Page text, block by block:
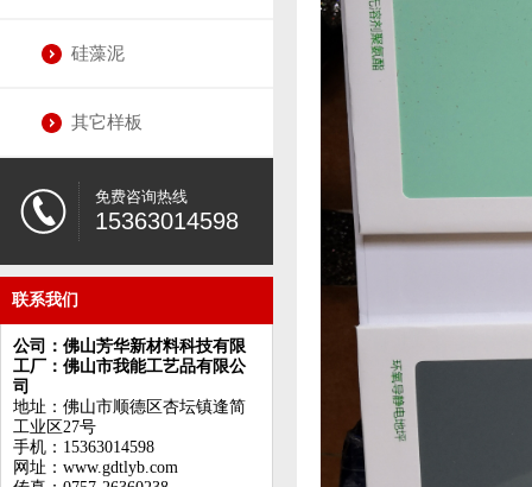
硅藻泥
其它样板
免费咨询热线
15363014598
联系我们
公司：佛山芳华新材料科技有限
工厂：佛山市我能工艺品有限公
司
地址：佛山市顺德区杏坛镇逢简
工业区27号
手机：15363014598
网址：www.gdtlyb.com